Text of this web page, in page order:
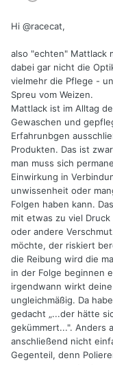
Hi @racecat,
also "echten" Mattlack
dabei gar nicht die
vielmehr die Pflege -
Spreu vom Weizen.
Mattlack ist im Alltag
Gewaschen und
Erfahrunbgen
Produkten. Das ist
man muss sich
Einwirkung in
unwissenheit oder
Folgen haben kann.
mit etwas zu viel
oder andere
möchte, der riskiert
die Reibung wird die
in der Folge beginnen
irgendwann wirkt
ungleichmäßig. Da
gedacht „...der hätte
gekümmert...". Anders
anschließend nicht
Gegenteil, denn